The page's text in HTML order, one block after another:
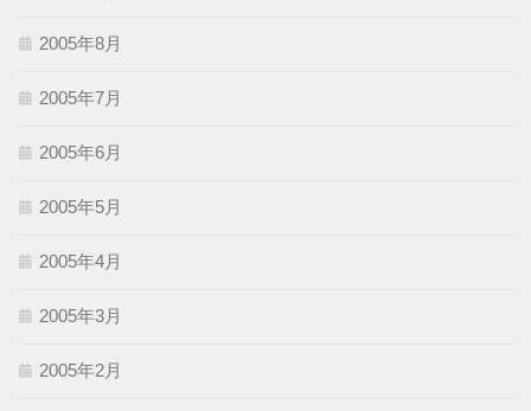
2005年8月
2005年7月
2005年6月
2005年5月
2005年4月
2005年3月
2005年2月